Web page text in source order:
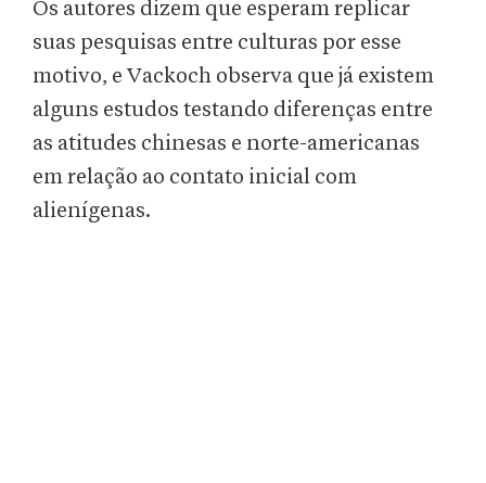
Os autores dizem que esperam replicar
suas pesquisas entre culturas por esse
motivo, e Vackoch observa que já existem
alguns estudos testando diferenças entre
as atitudes chinesas e norte-americanas
em relação ao contato inicial com
alienígenas.